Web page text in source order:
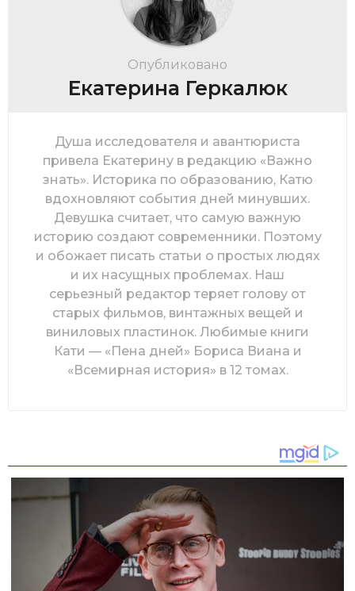
Опубликовано
Екатерина Геркалюк
Душа исследователя и авантюриста
привела Екатерину в редакцию «Важно
знать». Историка по образованию, Катю
вдохновляют события дней минувших.
Девушка считает, что самую важную
историю создают современники. Поэтому
и обожает писать статьи о простых людях
и их насущных проблемах. Наш
серьезный редактор теряет голову от
старых фильмов, винтажных вещей и
виниловых пластинок. Любимые книги
Кати — «Пена дней» Бориса Виана и
«Всемирная история» в 12 томах.